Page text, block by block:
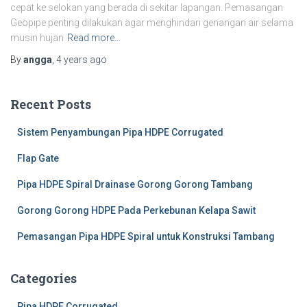
cepat ke selokan yang berada di sekitar lapangan. Pemasangan
Geopipe penting dilakukan agar menghindari genangan air selama
musin hujan Read more…
Byangga 4 years ago
Recent Posts
Sistem Penyambungan Pipa HDPE Corrugated
Flap Gate
Pipa HDPE Spiral Drainase Gorong Gorong Tambang
Gorong Gorong HDPE Pada Perkebunan Kelapa Sawit
Pemasangan Pipa HDPE Spiral untuk Konstruksi Tambang
Categories